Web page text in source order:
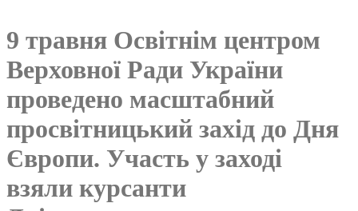
9 травня Освітнім центром
Верховної Ради України
проведено масштабний
просвітницький захід до Дня
Європи. Участь у заході
взяли курсанти